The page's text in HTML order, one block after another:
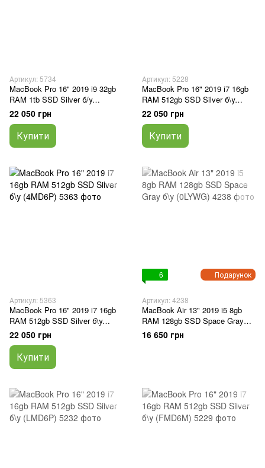
Артикул: 5734
MacBook Pro 16" 2019 i9 32gb
RAM 1tb SSD Silver б/у
(1MD6W)
22 050 грн
Купити
Артикул: 5228
MacBook Pro 16" 2019 i7 16gb
RAM 512gb SSD Silver б\у
(2MD6P)
22 050 грн
Купити
Артикул: 5363
MacBook Pro 16" 2019 i7 16gb
RAM 512gb SSD Silver б\у
(4MD6P)
22 050 грн
Купити
Подарунок
6
Артикул: 4238
MacBook Air 13" 2019 i5 8gb
RAM 128gb SSD Space Gray
б\у (0LYWG)
16 650 грн